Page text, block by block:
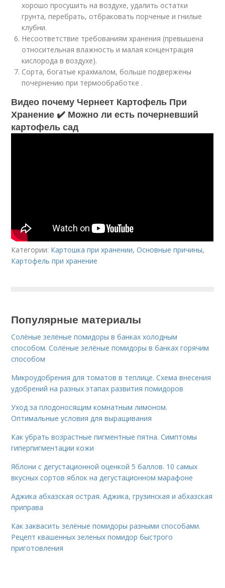
хорошо просушить на воздухе, удалить остатки
грунта, перебрать, отбраковать порченые и гнилые
клубни.
Несоответствие требованиям хранения (превышена
относительная влажность и малая концентрация
кислорода в воздухе).
Сорта, богатые крахмалом, больше подвержены
почернению при термообработке .
Видео почему Чернеет Картофель При
Хранение ✔️ Можно ли есть почерневший
картофель сад
Категории: Картошка при хранении,Основные причины,
Картофель при хранение
Популярные материалы
Солёные зелёные помидоры в банках холодным
способом. Солёные зелёные помидоры в банках горячим
способом
Микроудобрения для томатов в теплице. Схема внесения
удобрений на разных этапах развития помидоров
Уход за плодоносящим комнатным лимоном.
Оптимальные условия для выращивания
Как убрать возрастные пигментные пятна. Симптомы
гиперпигментации кожи
Яблони с дегустационной оценкой 5 баллов. 10 самых
вкусных сортов яблок на дегустационном марафоне
Аджика абхазская острая. Аджика, грузинская и абхазская
приправа
Как заквасить зелёные помидоры разными способами.
Рецепт квашенных зеленых помидор быстрого
приготовления